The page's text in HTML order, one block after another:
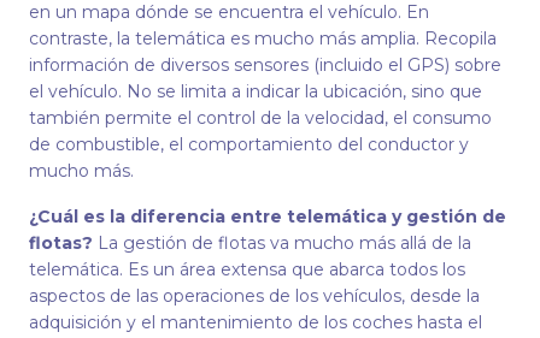
en un mapa dónde se encuentra el vehículo. En
contraste, la telemática es mucho más amplia. Recopila
información de diversos sensores (incluido el GPS) sobre
el vehículo. No se limita a indicar la ubicación, sino que
también permite el control de la velocidad, el consumo
de combustible, el comportamiento del conductor y
mucho más.
¿Cuál es la diferencia entre telemática y gestión de
flotas? La gestión de flotas va mucho más allá de la
telemática. Es un área extensa que abarca todos los
aspectos de las operaciones de los vehículos, desde la
adquisición y el mantenimiento de los coches hasta el